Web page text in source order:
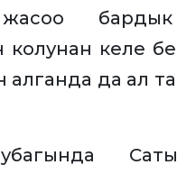
келе
алганда да ал